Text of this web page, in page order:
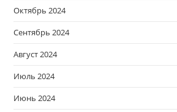
Октябрь 2024
Сентябрь 2024
Август 2024
Июль 2024
Июнь 2024